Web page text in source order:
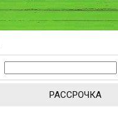
РАССРОЧКА